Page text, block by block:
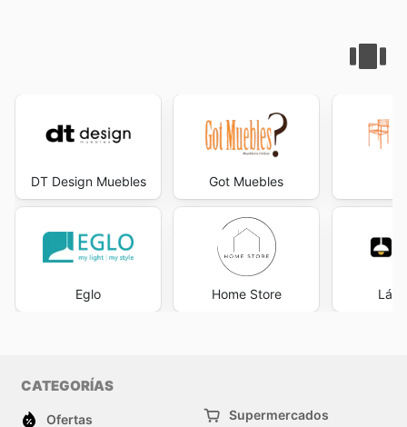
DT Design Muebles
Eglo
Got Muebles
Home Store
CATEGORÍAS
Ofertas Supermercados